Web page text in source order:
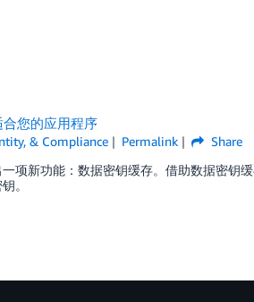
您的应用程序
& Compliance Permalink
Share
项新功能：数据密钥缓存。借助数据密钥
。